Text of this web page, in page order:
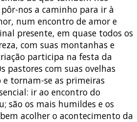
nos a caminho para ir à
num encontro de amor e
presente, em quase todos os
com suas montanhas e
participa na festa da
pastores com suas ovelhas
e tornam-se as primeiras
ir ao encontro do
são os mais humildes e os
acolher o acontecimento da